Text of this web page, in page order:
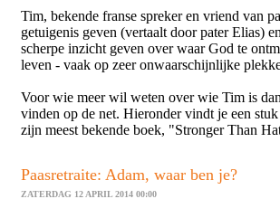
Tim, bekende franse spreker en vriend van
getuigenis geven (vertaalt door pater Elias)
scherpe inzicht geven over waar God te
leven - vaak op zeer onwaarschijnlijke
Voor wie meer wil weten over wie Tim is
vinden op de net. Hieronder vindt je een
zijn meest bekende boek, "Stronger Than
Paasretraite: Adam, waar ben je?
ZATERDAG 12 APRIL 2014 00:00